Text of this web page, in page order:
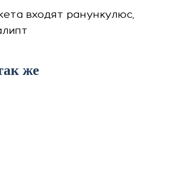
входят ранункулюс,
же